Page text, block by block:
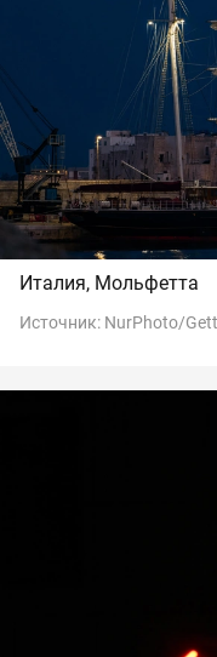
Италия, Мольфетта
Источник: NurPhoto/